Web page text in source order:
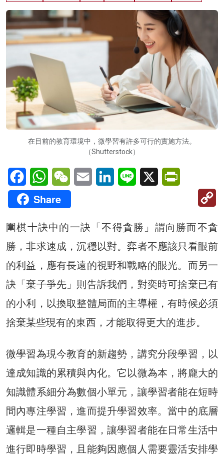
關於我們
在目前的教育環境中，微學習有許多可行的實施方法。
（Shutterstock）
FacebookWhatsAppWeChatEmail LinkedInLine X
Share
圍棋十訣中的一訣「不得貪勝」謂向勝而不貪
勝，非求速成，沉穩以對。弈者不應該只看眼前
的利益，應有長遠的視野和戰略的眼光。而另一
訣「棄子爭先」則告訴我們，對奕時可捨棄已有
的小利，以換取整體局面的主導權，有時候必須
捨棄某些現有的東西，才能取得更大的進步。
微學習為現今教育的新趨勢，講究分段學習，以
達成知識的累積與內化。它以微為本，將龐大的
知識體系細分為數個小單元，讓學習者能在短時
間內專注學習，進而提升學習效率。當中的底層
邏輯是一種自主學習，讓學習者能在日常生活中
進行即時學習，且能夠因應個人需要靈活安排學